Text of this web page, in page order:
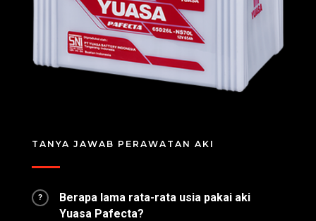
TANYA JAWAB PERAWATAN AKI
?
Berapa lama rata-rata usia pakai aki
Yuasa Pafecta?